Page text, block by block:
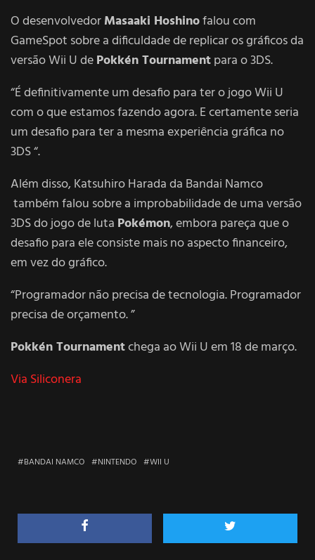
O desenvolvedorMasaaki Hoshinofalou com
GameSpot sobre a dificuldade de replicar os gráficos da
versão Wii U dePokkén Tournamentpara o 3DS.
“É definitivamente um desafio para ter o jogo Wii U
com o que estamos fazendo agora. E certamente seria
um desafio para ter a mesma experiência gráfica no
3DS “.
Além disso, Katsuhiro Harada da Bandai Namco
também falou sobre a improbabilidade de uma versão
3DS do jogo de luta Pokémon, embora pareça que o
desafio para ele consiste mais no aspecto financeiro,
em vez do gráfico.
“Programador não precisa de tecnologia. Programador
precisa de orçamento. ”
Pokkén Tournamentchega ao Wii U em 18 de março.
Via Siliconera
BANDAI NAMCO NINTENDO WII U